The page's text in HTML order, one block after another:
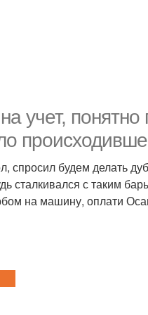
учет,
будем делать
сталкивался с таким
на машину, оплати